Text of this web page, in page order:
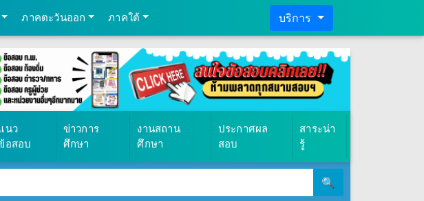
ภาคตะวันออก ภาคใต้ บริการ
นว
อสอบ
ข่าวการ
ศึกษา
งานสถาน
ศึกษา
ประกาศผล
สอบ
สาระน่า
รู้
🔍